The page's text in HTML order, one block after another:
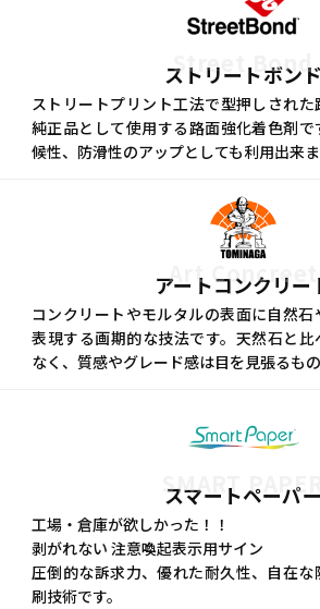
Street Bond
ストリートボンド
ストリートプリント工法で型押しされた
純正品として使用する路面強化着色剤
候性、防滑性のアップとしても利用出来ま
Art Concreet
アートコンクリー
コンクリートやモルタルの表面に自然
表現する画期的な技法です。天然石と比
なく、質感やグレード感は目を見張るもの
SMART PAPER
スマートペーパー
工場・倉庫が欲しかった！！
剥がれない 注意喚起表示用サイン
圧倒的な訴求力、優れた耐久性、自在
刷技術です。